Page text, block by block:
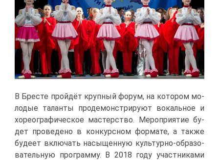
В Бре­сте прой­дёт круп­ный фо­рум, на ко­то­ром мо­
ло­дые та­лан­ты про­де­мон­стри­ру­ют во­каль­ное и
хо­рео­гра­фи­че­ское ма­стер­ство. Ме­ро­при­я­тие бу­
дет про­ве­де­но в кон­курс­ном фор­ма­те, а та­к­же
бу­де­ет вклю­чать на­сы­щен­ную куль­тур­но-об­ра­зо­
ва­тель­ную про­грам­му. В 2018 го­ду участ­ни­ка­ми